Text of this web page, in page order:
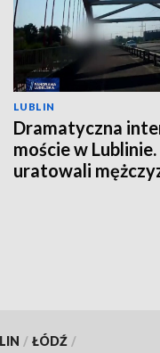
LUBLIN
Dramatyczna
moście w
uratowali
/ ŁÓDŹ /